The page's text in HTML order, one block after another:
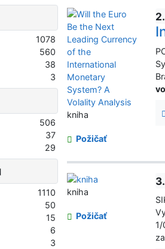
2.
kniha
Požičať
3.
kniha
Požičať
1078
560
38
3
506
37
29
1110
50
15
6
3